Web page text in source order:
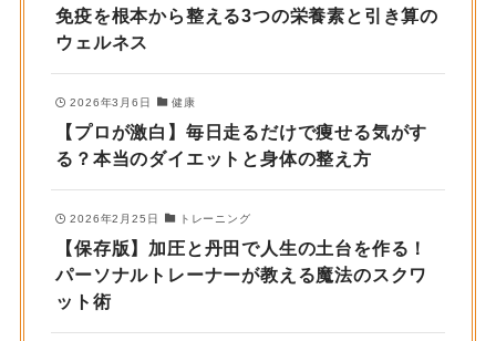
免疫を根本から整える3つの栄養素と引き算の
ウェルネス
2026年3月6日 健康
【プロが激白】毎日走るだけで痩せる気がす
る？本当のダイエットと身体の整え方
2026年2月25日 トレーニング
【保存版】加圧と丹田で人生の土台を作る！
パーソナルトレーナーが教える魔法のスクワ
ット術